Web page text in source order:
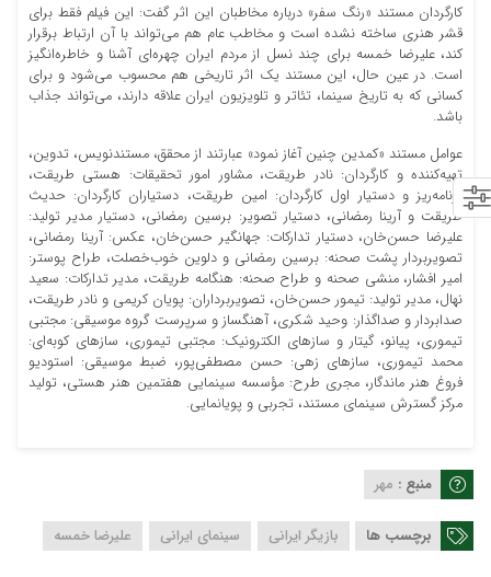
کارگردان مستند «رنگ سفر» درباره مخاطبان این اثر گفت: این فیلم فقط برای
قشر هنری ساخته نشده است و مخاطب عام هم می‌تواند با آن ارتباط برقرار
کند، علیرضا خمسه برای چند نسل از مردم ایران چهره‌ای آشنا و خاطره‌انگیز
است. در عین حال، این مستند یک اثر تاریخی هم محسوب می‌شود و برای
کسانی که به تاریخ سینما، تئاتر و تلویزیون ایران علاقه دارند، می‌تواند جذاب
باشد.
عوامل مستند «کمدین چنین آغاز نمود» عبارتند از محقق، مستندنویس، تدوین،
تهیه‌کننده و کارگردان: نادر طریقت، مشاور امور تحقیقات: هستی طریقت،
برنامه‌ریز و دستیار اول کارگردان: امین طریقت، دستیاران کارگردان: حدیث
طریقت و آرینا رمضانی، دستیار تصویر: برسین رمضانی، دستیار مدیر تولید:
علیرضا حسن‌خان، دستیار تدارکات: جهانگیر حسن‌خان، عکس: آرینا رمضانی،
تصویربردار پشت صحنه: برسین رمضانی و دلوین خوب‌خصلت، طراح پوستر:
امیر افشار، منشی صحنه و طراح صحنه: هنگامه طریقت، مدیر تدارکات: سعید
نهال، مدیر تولید: تیمور حسن‌خان، تصویربرداران: پویان کریمی و نادر طریقت،
صدابردار و صداگذار: وحید شکری، آهنگساز و سرپرست گروه موسیقی: مجتبی
تیموری، پیانو، گیتار و سازهای الکترونیک: مجتبی تیموری، سازهای کوبه‌ای:
محمد تیموری، سازهای زهی: حسن مصطفی‌پور، ضبط موسیقی: استودیو
فروغ هنر ماندگار، مجری طرح: مؤسسه سینمایی هفتمین هنر هستی، تولید
مرکز گسترش سینمای مستند، تجربی و پویانمایی.
منبع : مهر
برچسب ها بازیگر ایرانی سینمای ایرانی علیرضا خمسه